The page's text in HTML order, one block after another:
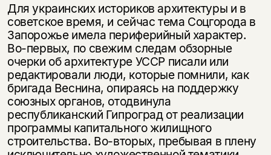
Для украинских историков архитектуры и в
советское время, и сейчас тема Соцгорода в
Запорожье имела периферийный характер.
Во-первых, по свежим следам обзорные
очерки об архитектуре УССР писали или
редактировали люди, которые помнили, как
бригада Веснина, опираясь на поддержку
союзных органов, отодвинула
республиканский Гипроград от реализации
программы капитального жилищного
строительства. Во-вторых, пребывая в плену